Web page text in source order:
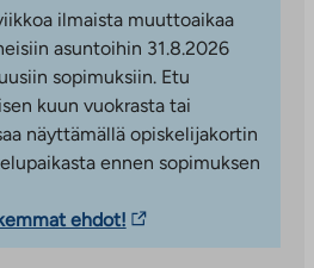
palveluiden läheisyydessä.
on avarat näkymät metsään ja
kouluun on matkaa alle
Selloon sekä Leppävaaran
kilometriä. Kyyhkysmäessä on
uimahalli,
ja hiihtoladut ovat kaikki vain
ilmaista muuttoaikaa
asuntoihin 31.8.2026
sopimuksiin. Etu
kuun vuokrasta tai
näyttämällä opiskelijakortin
ennen sopimuksen
ehdot!Linkki
vie